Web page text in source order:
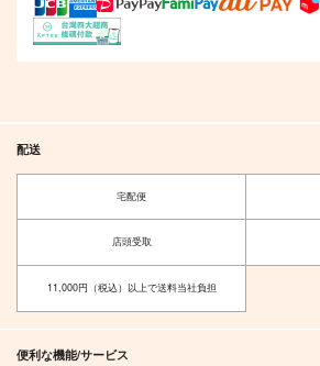
配送
宅配便
店頭受取
11,000円（税込）以上で送料当社負担
便利な機能/サービス